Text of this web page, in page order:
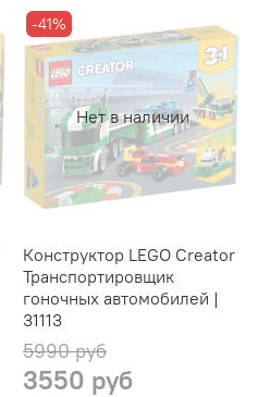
Нет в наличии
-41%
Конструктор LEGO Creator
Транспортировщик
гоночных автомобилей |
31113
5990 руб
3550 руб